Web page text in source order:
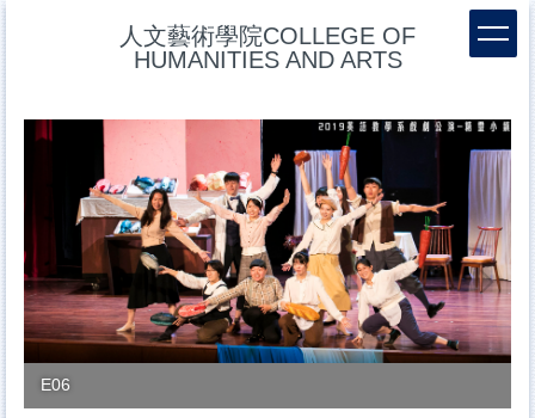
content
block
人文藝術學院COLLEGE OF
HUMANITIES AND ARTS
E06